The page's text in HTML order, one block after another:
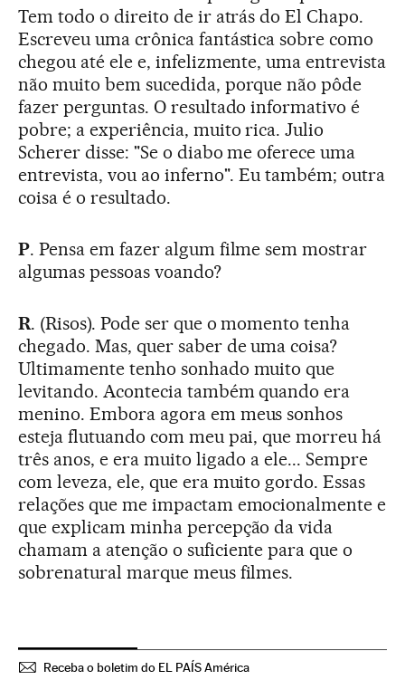
Tem todo o direito de ir atrás do El Chapo.
Escreveu uma crônica fantástica sobre como
chegou até ele e, infelizmente, uma entrevista
não muito bem sucedida, porque não pôde
fazer perguntas. O resultado informativo é
pobre; a experiência, muito rica. Julio
Scherer disse: "Se o diabo me oferece uma
entrevista, vou ao inferno". Eu também; outra
coisa é o resultado.
P. Pensa em fazer algum filme sem mostrar
algumas pessoas voando?
R. (Risos). Pode ser que o momento tenha
chegado. Mas, quer saber de uma coisa?
Ultimamente tenho sonhado muito que
levitando. Acontecia também quando era
menino. Embora agora em meus sonhos
esteja flutuando com meu pai, que morreu há
três anos, e era muito ligado a ele... Sempre
com leveza, ele, que era muito gordo. Essas
relações que me impactam emocionalmente e
que explicam minha percepção da vida
chamam a atenção o suficiente para que o
sobrenatural marque meus filmes.
Receba o boletim do EL PAÍS América